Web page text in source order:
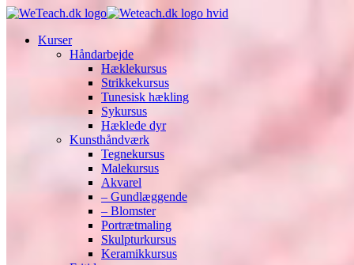
Kurser
Håndarbejde
Hæklekursus
Strikkekursus
Tunesisk hækling
Sykursus
Hæklede dyr
Kunsthåndværk
Tegnekursus
Malekursus
Akvarel
– Gundlæggende
– Blomster
Portrætmaling
Skulpturkursus
Keramikkursus